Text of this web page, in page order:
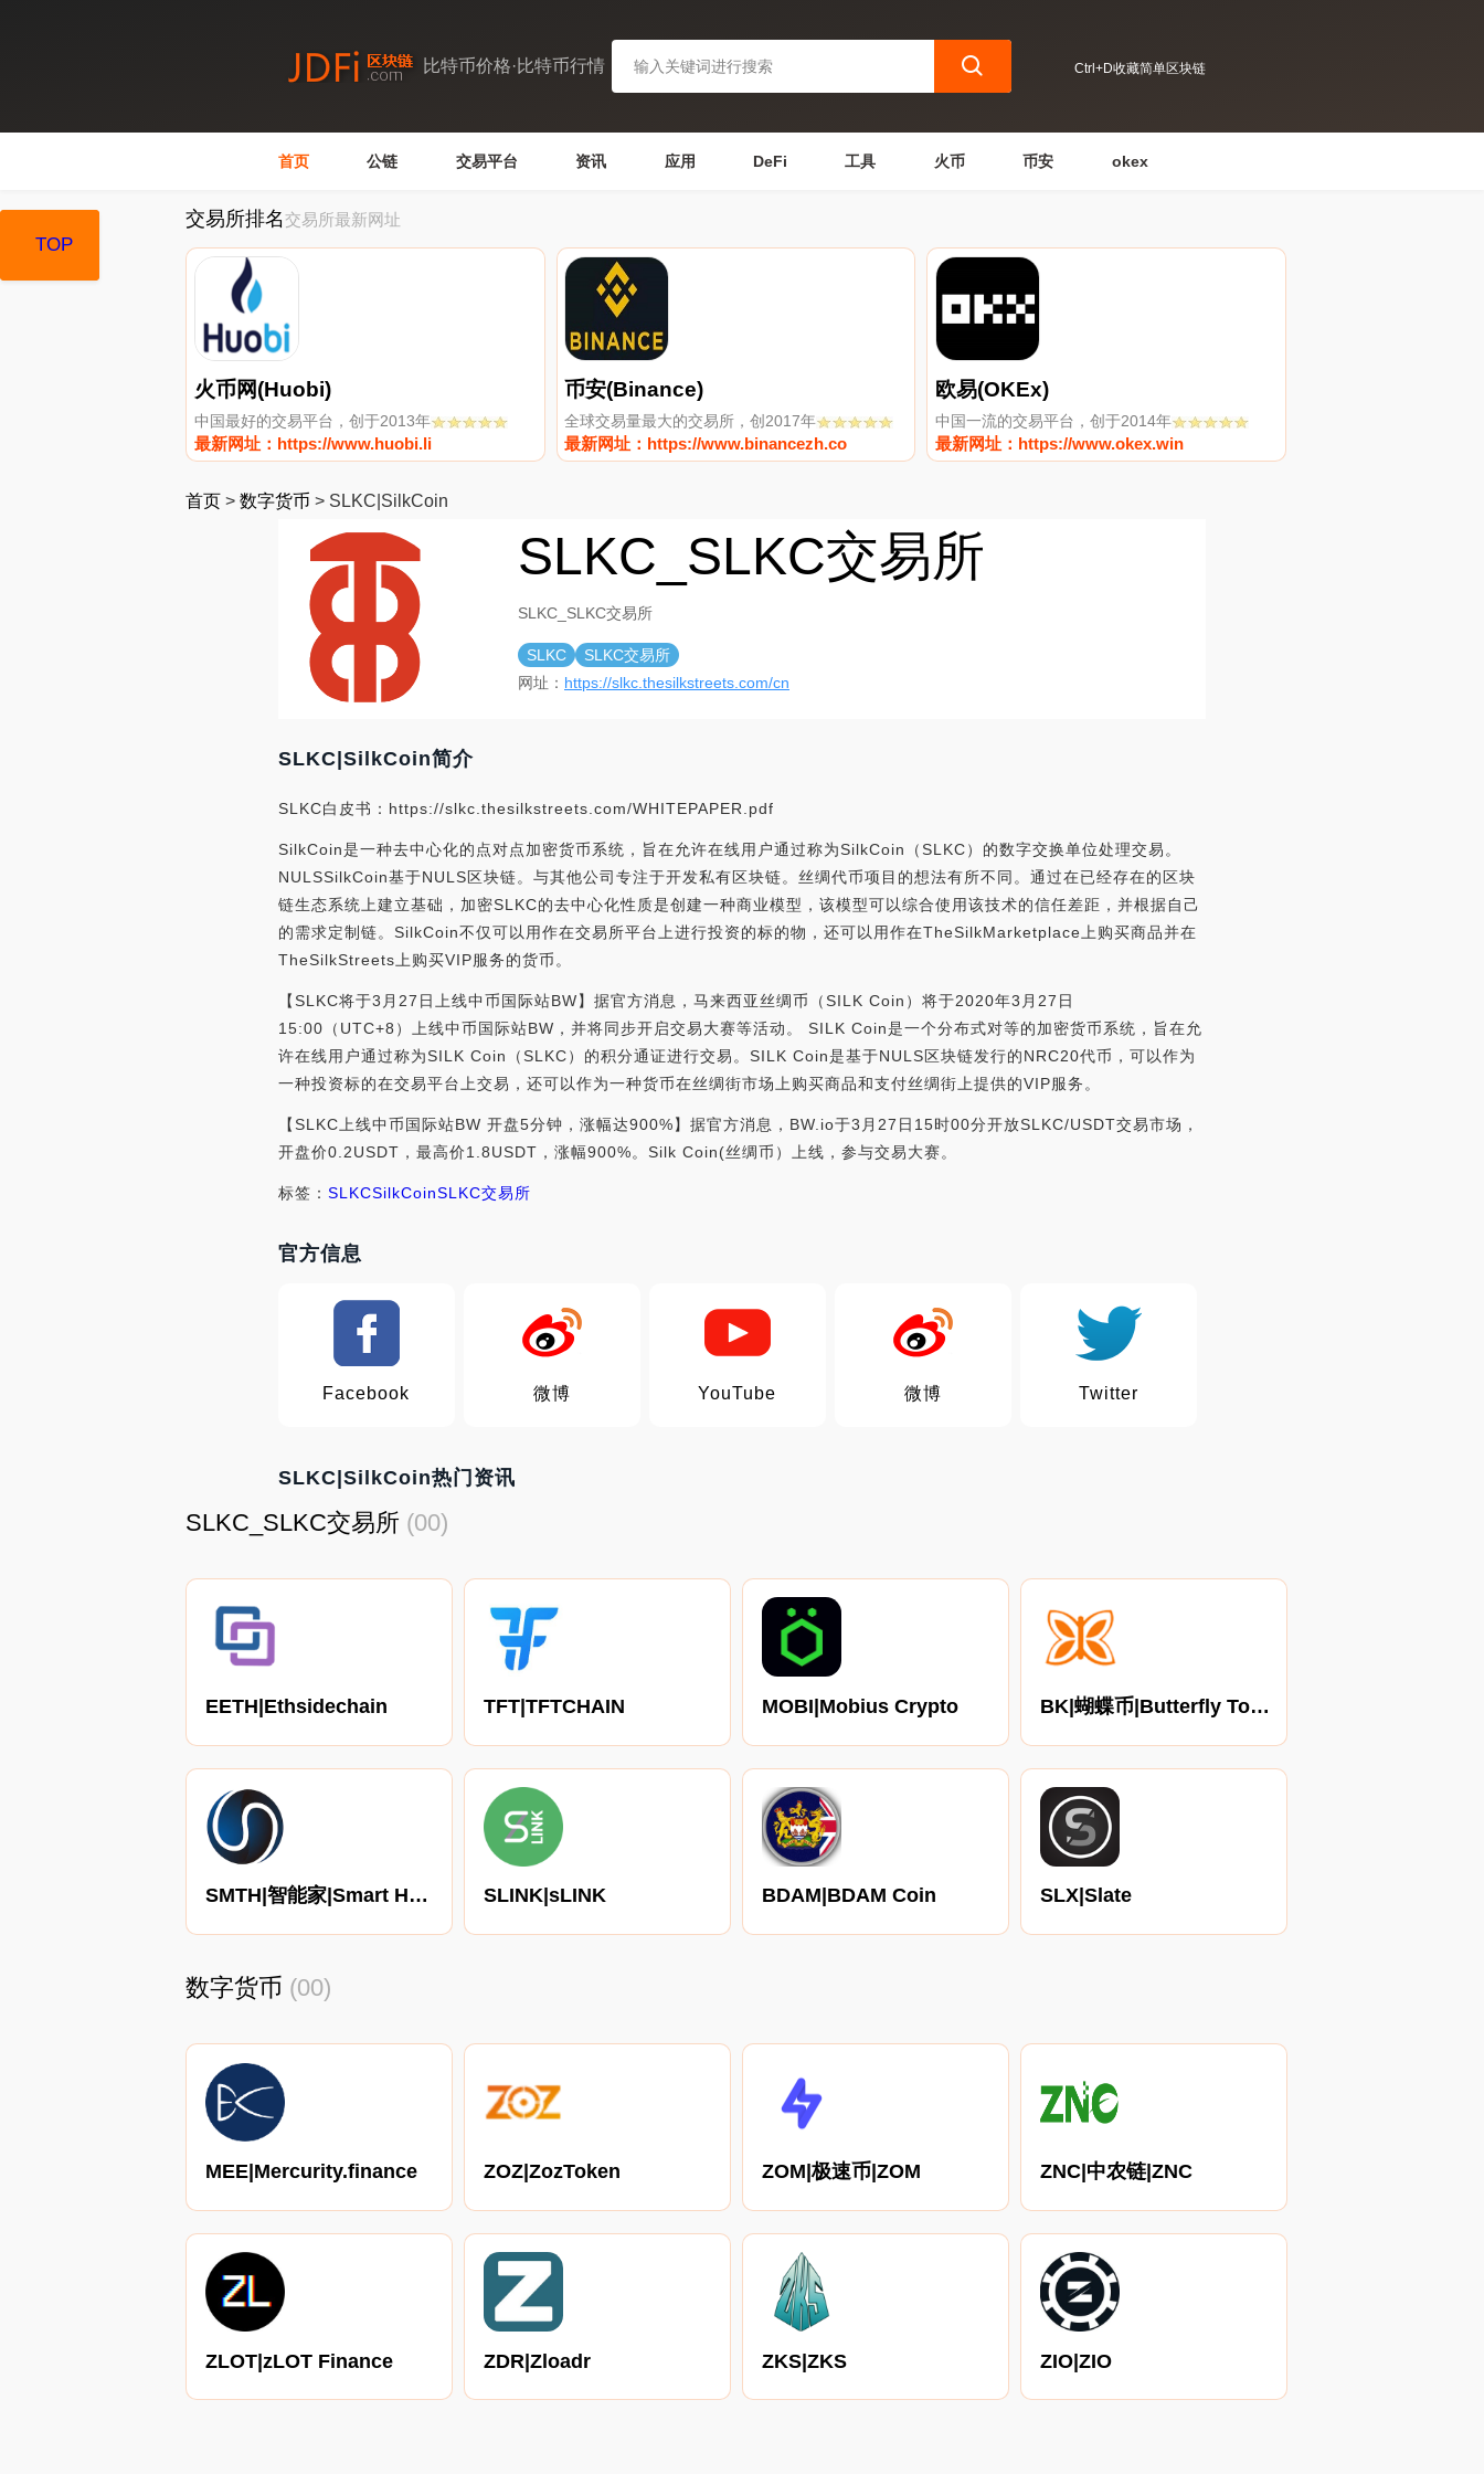
比特币价格·比特币行情 Ctrl+D收藏简单区块链
首页 公链 交易平台 资讯 应用 DeFi 工具 火币 币安 okex
交易所排名交易所最新网址
火币网(Huobi)
中国最好的交易平台，创于2013年
最新网址：https://www.huobi.li
币安(Binance)
全球交易量最大的交易所，创2017年
最新网址：https://www.binancezh.co
欧易(OKEx)
中国一流的交易平台，创于2014年
最新网址：https://www.okex.win
首页 > 数字货币 > SLKC|SilkCoin
SLKC_SLKC交易所
SLKC_SLKC交易所
SLKC
SLKC交易所
网址： https://slkc.thesilkstreets.com/cn
SLKC|SilkCoin简介
SLKC白皮书：https://slkc.thesilkstreets.com/WHITEPAPER.pdf
SilkCoin是一种去中心化的点对点加密货币系统，旨在允许在线用户通过称为SilkCoin（SLKC）的数字交换单位处理交易。
NULSSilkCoin基于NULS区块链。与其他公司专注于开发私有区块链。丝绸代币项目的想法有所不同。通过在已经存在的区块
链生态系统上建立基础，加密SLKC的去中心化性质是创建一种商业模型，该模型可以综合使用该技术的信任差距，并根据自己
的需求定制链。SilkCoin不仅可以用作在交易所平台上进行投资的标的物，还可以用作在TheSilkMarketplace上购买商品并在
TheSilkStreets上购买VIP服务的货币。
【SLKC将于3月27日上线中币国际站BW】据官方消息，马来西亚丝绸币（SILK Coin）将于2020年3月27日
15:00（UTC+8）上线中币国际站BW，并将同步开启交易大赛等活动。 SILK Coin是一个分布式对等的加密货币系统，旨在允
许在线用户通过称为SILK Coin（SLKC）的积分通证进行交易。SILK Coin是基于NULS区块链发行的NRC20代币，可以作为
一种投资标的在交易平台上交易，还可以作为一种货币在丝绸街市场上购买商品和支付丝绸街上提供的VIP服务。
【SLKC上线中币国际站BW 开盘5分钟，涨幅达900%】据官方消息，BW.io于3月27日15时00分开放SLKC/USDT交易市场，
开盘价0.2USDT，最高价1.8USDT，涨幅900%。Silk Coin(丝绸币）上线，参与交易大赛。
标签： SLKCSilkCoinSLKC交易所
官方信息
Facebook 微博 YouTube 微博 Twitter
SLKC|SilkCoin热门资讯
TOP
SLKC_SLKC交易所 (00)
EETH|Ethsidechain TFT|TFTCHAIN MOBI|Mobius Crypto BK|蝴蝶币|Butterfly Token
SMTH|智能家|Smart Home Block SLINK|sLINK BDAM|BDAM Coin SLX|Slate
TOP
数字货币 (00)
MEE|Mercurity.finance ZOZ|ZozToken ZOM|极速币|ZOM ZNC|中农链|ZNC
ZLOT|zLOT Finance ZDR|Zloadr ZKS|ZKS ZIO|ZIO